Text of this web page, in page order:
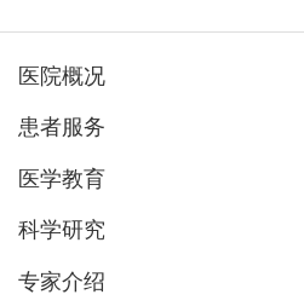
医院概况
患者服务
医学教育
科学研究
专家介绍